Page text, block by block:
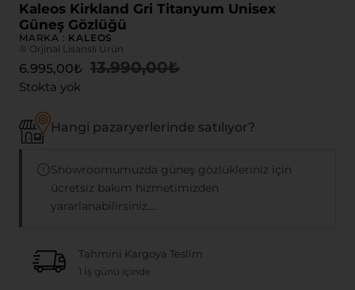
Kaleos Kirkland Gri Titanyum Unisex
Güneş Gözlüğü
MARKA : KALEOS
® Orjinal Lisanslı Ürün
13.990,00₺
6.995,00₺
Stokta yok
Hangi pazaryerlerinde satılıyor?
Showroomumuzda güneş gözlükleriniz için
ücretsiz bakım hizmetimizden
yararlanabilirsiniz....
Tahmini Kargoya Teslim
1 İş günü içinde